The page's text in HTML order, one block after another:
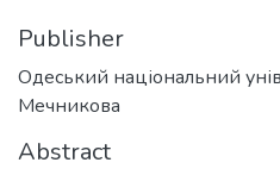
Publisher
Одеський національний
Мечникова
Abstract